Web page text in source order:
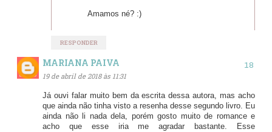
Amamos né? :)
RESPONDER
MARIANA PAIVA
19 de abril de 2018 às 11:31
Já ouvi falar muito bem da escrita dessa autora, mas acho
que ainda não tinha visto a resenha desse segundo livro. Eu
ainda não li nada dela, porém gosto muito de romance e
acho que esse iria me agradar bastante. Esse